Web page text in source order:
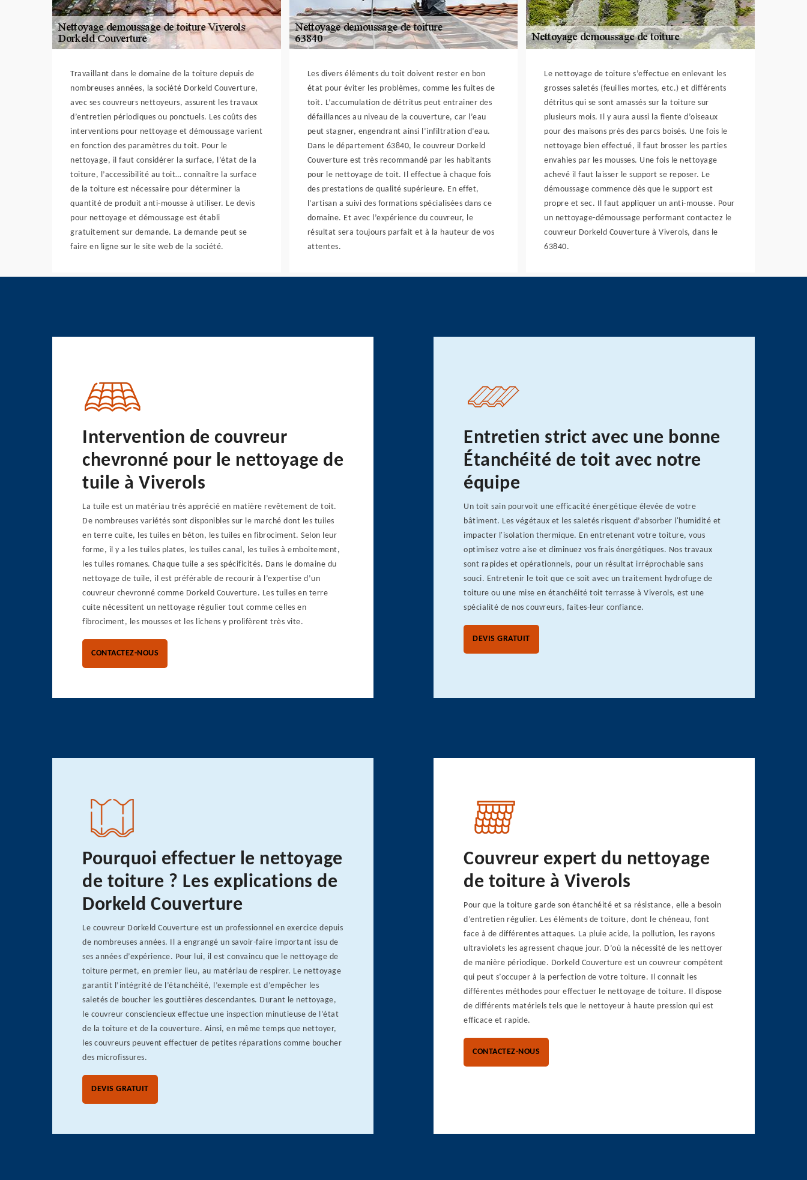
Travaillant dans le domaine de la toiture depuis de
nombreuses années, la société Dorkeld Couverture,
avec ses couvreurs nettoyeurs, assurent les travaux
d’entretien périodiques ou ponctuels. Les coûts des
interventions pour nettoyage et démoussage varient
en fonction des paramètres du toit. Pour le
nettoyage, il faut considérer la surface, l’état de la
toiture, l’accessibilité au toit… connaître la surface
de la toiture est nécessaire pour déterminer la
quantité de produit anti-mousse à utiliser. Le devis
pour nettoyage et démoussage est établi
gratuitement sur demande. La demande peut se
faire en ligne sur le site web de la société.
Les divers éléments du toit doivent rester en bon
état pour éviter les problèmes, comme les fuites de
toit. L’accumulation de détritus peut entrainer des
défaillances au niveau de la couverture, car l’eau
peut stagner, engendrant ainsi l’infiltration d’eau.
Dans le département 63840, le couvreur Dorkeld
Couverture est très recommandé par les habitants
pour le nettoyage de toit. Il effectue à chaque fois
des prestations de qualité supérieure. En effet,
l’artisan a suivi des formations spécialisées dans ce
domaine. Et avec l’expérience du couvreur, le
résultat sera toujours parfait et à la hauteur de vos
attentes.
Le nettoyage de toiture s’effectue en enlevant les
grosses saletés (feuilles mortes, etc.) et différents
détritus qui se sont amassés sur la toiture sur
plusieurs mois. Il y aura aussi la fiente d’oiseaux
pour des maisons près des parcs boisés. Une fois le
nettoyage bien effectué, il faut brosser les parties
envahies par les mousses. Une fois le nettoyage
achevé il faut laisser le support se reposer. Le
démoussage commence dès que le support est
propre et sec. Il faut appliquer un anti-mousse. Pour
un nettoyage-démoussage performant contactez le
couvreur Dorkeld Couverture à Viverols, dans le
63840.
Intervention de couvreur
chevronné pour le nettoyage de
tuile à Viverols
La tuile est un matériau très apprécié en matière revêtement de toit.
De nombreuses variétés sont disponibles sur le marché dont les tuiles
en terre cuite, les tuiles en béton, les tuiles en fibrociment. Selon leur
forme, il y a les tuiles plates, les tuiles canal, les tuiles à emboitement,
les tuiles romanes. Chaque tuile a ses spécificités. Dans le domaine du
nettoyage de tuile, il est préférable de recourir à l’expertise d’un
couvreur chevronné comme Dorkeld Couverture. Les tuiles en terre
cuite nécessitent un nettoyage régulier tout comme celles en
fibrociment, les mousses et les lichens y prolifèrent très vite.
CONTACTEZ-NOUS
Entretien strict avec une bonne
Étanchéité de toit avec notre
équipe
Un toit sain pourvoit une efficacité énergétique élevée de votre
bâtiment. Les végétaux et les saletés risquent d’absorber l'humidité et
impacter l'isolation thermique. En entretenant votre toiture, vous
optimisez votre aise et diminuez vos frais énergétiques. Nos travaux
sont rapides et opérationnels, pour un résultat irréprochable sans
souci. Entretenir le toit que ce soit avec un traitement hydrofuge de
toiture ou une mise en étanchéité toit terrasse à Viverols, est une
spécialité de nos couvreurs, faites-leur confiance.
DEVIS GRATUIT
Pourquoi effectuer le nettoyage
de toiture ? Les explications de
Dorkeld Couverture
Le couvreur Dorkeld Couverture est un professionnel en exercice depuis
de nombreuses années. Il a engrangé un savoir-faire important issu de
ses années d’expérience. Pour lui, il est convaincu que le nettoyage de
toiture permet, en premier lieu, au matériau de respirer. Le nettoyage
garantit l’intégrité de l’étanchéité, l’exemple est d’empêcher les
saletés de boucher les gouttières descendantes. Durant le nettoyage,
le couvreur consciencieux effectue une inspection minutieuse de l’état
de la toiture et de la couverture. Ainsi, en même temps que nettoyer,
les couvreurs peuvent effectuer de petites réparations comme boucher
des microfissures.
DEVIS GRATUIT
Couvreur expert du nettoyage
de toiture à Viverols
Pour que la toiture garde son étanchéité et sa résistance, elle a besoin
d’entretien régulier. Les éléments de toiture, dont le chéneau, font
face à de différentes attaques. La pluie acide, la pollution, les rayons
ultraviolets les agressent chaque jour. D’où la nécessité de les nettoyer
de manière périodique. Dorkeld Couverture est un couvreur compétent
qui peut s’occuper à la perfection de votre toiture. Il connait les
différentes méthodes pour effectuer le nettoyage de toiture. Il dispose
de différents matériels tels que le nettoyeur à haute pression qui est
efficace et rapide.
CONTACTEZ-NOUS